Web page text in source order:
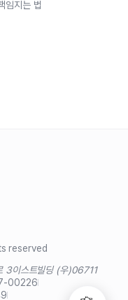
임지는 법
reserved
3이스트빌딩 (우)06711
00226